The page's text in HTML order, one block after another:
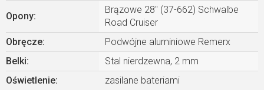
Opony:
Brązowe 28" (37-662) Schwalbe
Road Cruiser
Obręcze:
Podwójne aluminiowe Remerx
Belki:
Stal nierdzewna, 2 mm
Oświetlenie:
zasilane bateriami